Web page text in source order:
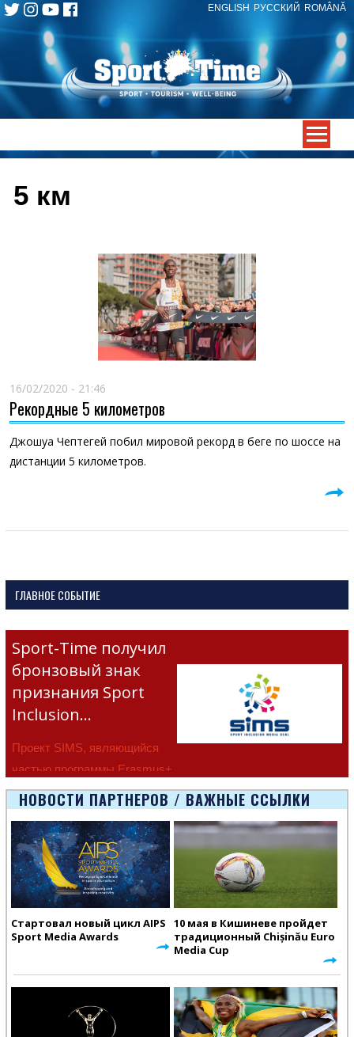
ENGLISH РУССКИЙ ROMÂNĂ
Skip
to
5 км
16/02/2020 - 21:46
Рекордные 5 километров
Джошуа Чептегей побил мировой рекорд в беге по шоссе на
дистанции 5 километров.
ГЛАВНОЕ СОБЫТИЕ
Sport-Time получил
бронзовый знак
признания Sport
Inclusion…
Проект SIMS, являющийся
частью программы Erasmus+
Европейско
НОВОСТИ ПАРТНЕРОВ / ВАЖНЫЕ ССЫЛКИ
Стартовал новый цикл AIPS
Sport Media Awards
10 мая в Кишиневе пройдет
традиционный Chișinău Euro
Media Cup